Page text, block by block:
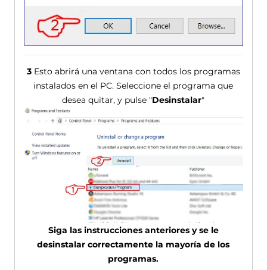
3Esto abrirá una ventana con todos los programas
instalados en el PC. Seleccione el programa que
desea quitar, y pulse "Desinstalar"
Siga las instrucciones anteriores y se le
desinstalar correctamente la mayoría de los
programas.